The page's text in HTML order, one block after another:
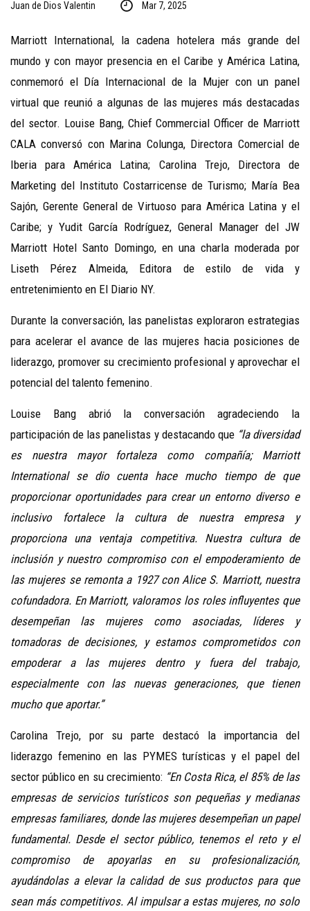
Juan de Dios Valentin Mar 7, 2025
Marriott International, la cadena hotelera más grande del
mundo y con mayor presencia en el Caribe y América Latina,
conmemoró el Día Internacional de la Mujer con un panel
virtual que reunió a algunas de las mujeres más destacadas
del sector. Louise Bang, Chief Commercial Officer de Marriott
CALA conversó con Marina Colunga, Directora Comercial de
Iberia para América Latina; Carolina Trejo, Directora de
Marketing del Instituto Costarricense de Turismo; María Bea
Sajón, Gerente General de Virtuoso para América Latina y el
Caribe; y Yudit García Rodríguez, General Manager del JW
Marriott Hotel Santo Domingo, en una charla moderada por
Liseth Pérez Almeida, Editora de estilo de vida y
entretenimiento en El Diario NY.
Durante la conversación, las panelistas exploraron estrategias
para acelerar el avance de las mujeres hacia posiciones de
liderazgo, promover su crecimiento profesional y aprovechar el
potencial del talento femenino.
Louise Bang abrió la conversación agradeciendo la
participación de las panelistas y destacando que“la diversidad
es nuestra mayor fortaleza como compañía; Marriott
International se dio cuenta hace mucho tiempo de que
proporcionar oportunidades para crear un entorno diverso e
inclusivo fortalece la cultura de nuestra empresa y
proporciona una ventaja competitiva. Nuestra cultura de
inclusión y nuestro compromiso con el empoderamiento de
las mujeres se remonta a 1927 con Alice S. Marriott, nuestra
cofundadora. En Marriott, valoramos los roles influyentes que
desempeñan las mujeres como asociadas, líderes y
tomadoras de decisiones, y estamos comprometidos con
empoderar a las mujeres dentro y fuera del trabajo,
especialmente con las nuevas generaciones, que tienen
mucho que aportar.”
Carolina Trejo, por su parte destacó la importancia del
liderazgo femenino en las PYMES turísticas y el papel del
sector público en su crecimiento: “En Costa Rica, el 85% de las
empresas de servicios turísticos son pequeñas y medianas
empresas familiares, donde las mujeres desempeñan un papel
fundamental. Desde el sector público, tenemos el reto y el
compromiso de apoyarlas en su profesionalización,
ayudándolas a elevar la calidad de sus productos para que
sean más competitivos. Al impulsar a estas mujeres, no solo